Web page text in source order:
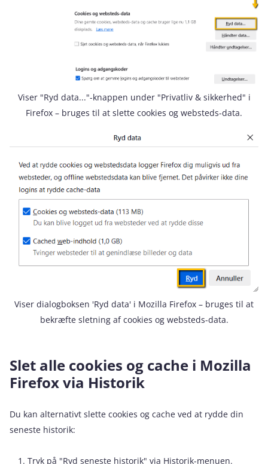
Viser "Ryd data..."-knappen under "Privatliv & sikkerhed" i
Firefox – bruges til at slette cookies og websteds-data.
Viser dialogboksen 'Ryd data' i Mozilla Firefox – bruges til at
bekræfte sletning af cookies og websteds-data.
Slet alle cookies og cache i Mozilla
Firefox via Historik
Du kan alternativt slette cookies og cache ved at rydde din
seneste historik:
Tryk på "Ryd seneste historik" via Historik-menuen.